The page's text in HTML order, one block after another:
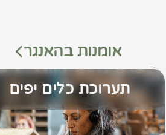
אומנות בהאנגר
תערוכת כלים יפים